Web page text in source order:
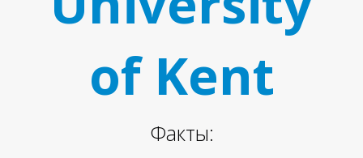
of Kent
Факты: